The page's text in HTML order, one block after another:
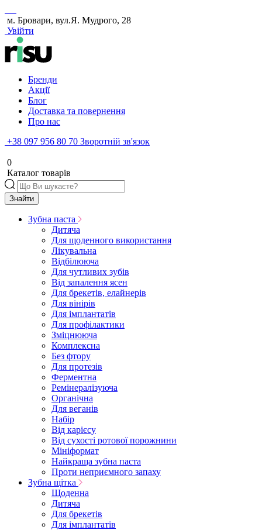
м. Бровари, вул.Я. Мудрого, 28
Увійти
Бренди
Акції
Блог
Доставка та повернення
Про нас
+38 097 956 80 70 Зворотній зв'язок
0
Каталог товарів
Знайти
Зубна паста
Дитяча
Для щоденного використання
Лікувальна
Відбілююча
Для чутливих зубів
Від запалення ясен
Для брекетів, елайнерів
Для вінірів
Для імплантатів
Для профілактики
Зміцнююча
Комплексна
Без фтору
Для протезів
Ферментна
Ремінералізуюча
Органічна
Для веганів
Набір
Від карієсу
Від сухості ротової порожнини
Мініформат
Найкраща зубна паста
Проти неприємного запаху
Зубна щітка
Щоденна
Дитяча
Для брекетів
Для імплантатів